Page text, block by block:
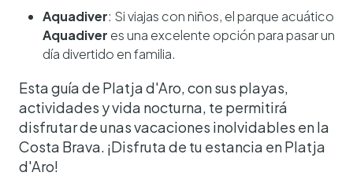
Aquadiver: Si viajas con niños, el parque acuático
Aquadiver es una excelente opción para pasar un
día divertido en familia.
Esta guía de Platja d'Aro, con sus playas,
actividades y vida nocturna, te permitirá
disfrutar de unas vacaciones inolvidables en la
Costa Brava. ¡Disfruta de tu estancia en Platja
d'Aro!